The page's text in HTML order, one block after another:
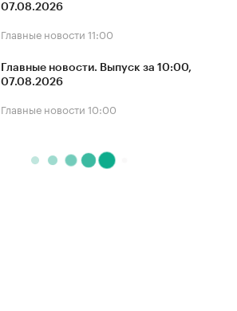
07.08.2026
Главные новости 11:00
Главные новости. Выпуск за 10:00,
07.08.2026
Главные новости 10:00